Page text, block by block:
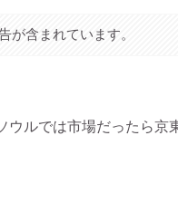
が含まれています。
ウルでは市場だったら